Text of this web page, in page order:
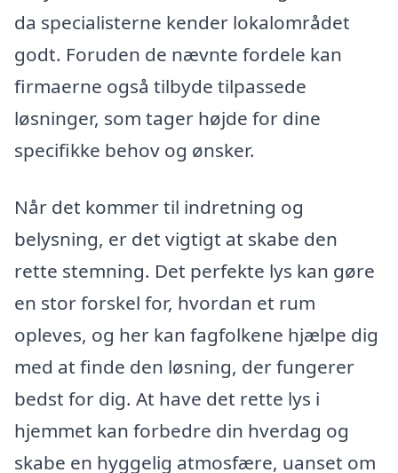
da specialisterne kender lokalområdet
godt. Foruden de nævnte fordele kan
firmaerne også tilbyde tilpassede
løsninger, som tager højde for dine
specifikke behov og ønsker.
Når det kommer til indretning og
belysning, er det vigtigt at skabe den
rette stemning. Det perfekte lys kan gøre
en stor forskel for, hvordan et rum
opleves, og her kan fagfolkene hjælpe dig
med at finde den løsning, der fungerer
bedst for dig. At have det rette lys i
hjemmet kan forbedre din hverdag og
skabe en hyggelig atmosfære, uanset om